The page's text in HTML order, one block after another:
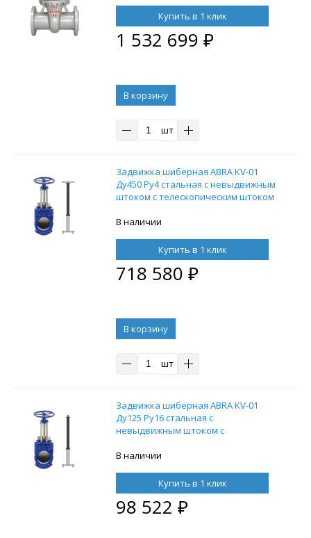
Купить в 1 клик
1 532 699 ₽
В корзину
шт
Задвижка шиберная ABRA KV-01
Ду450 Ру4 стальная с невыдвижным
штоком с телескопическим штоком
управление штурвал
В наличии
Купить в 1 клик
718 580 ₽
В корзину
шт
Задвижка шиберная ABRA KV-01
Ду125 Ру16 стальная с
невыдвижным штоком с
мм, на штурвал, управление Т-
В наличии
Купить в 1 клик
98 522 ₽